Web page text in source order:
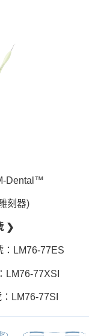
Dental™
刻器)
❯
：LM76-77ES
LM76-77XSI
LM76-77SI